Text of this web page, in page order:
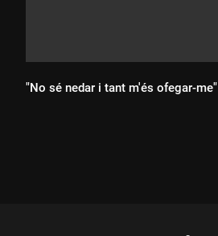
"No sé nedar i tant m'és ofegar-me"